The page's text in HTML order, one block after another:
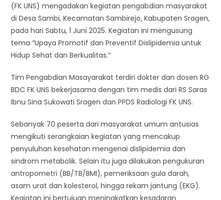
(FK UNS) mengadakan kegiatan pengabdian masyarakat
di Desa Sambi, Kecamatan Sambirejo, Kabupaten Sragen,
pada hari Sabtu, 1 Juni 2025. Kegiatan ini mengusung
tema “Upaya Promotif dan Preventif Dislipidemia untuk
Hidup Sehat dan Berkualitas.”
Tim Pengabdian Masayarakat terdiri dokter dan dosen RG
BDC FK UNS bekerjasama dengan tim medis dari RS Saras
Ibnu Sina Sukowati Sragen dan PPDS Radiologi FK UNS.
Sebanyak 70 peserta dari masyarakat umum antusias
mengikuti serangkaian kegiatan yang mencakup
penyuluhan kesehatan mengenai dislipidemia dan
sindrom metabolik. Selain itu juga dilakukan pengukuran
antropometri (BB/TB/BMI), pemeriksaan gula darah,
asam urat dan kolesterol, hingga rekam jantung (EKG).
Kegiatan ini bertujuan meningkatkan kesadaran